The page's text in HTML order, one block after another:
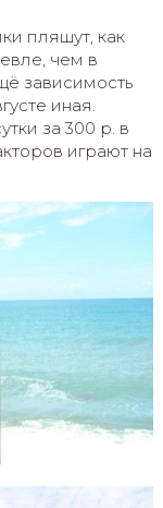
пляшут, как
чем в
зависимость
иная.
за 300 р. в
играют на